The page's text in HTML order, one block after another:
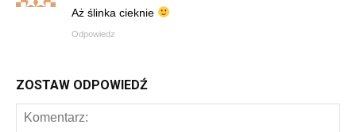
Aż ślinka cieknie
Odpowiedz
ZOSTAW ODPOWIEDŹ